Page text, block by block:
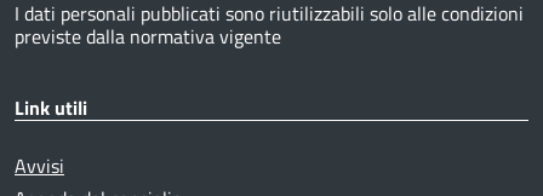
I dati personali pubblicati sono riutilizzabili solo alle condizioni
previste dalla normativa vigente
Link utili
Avvisi